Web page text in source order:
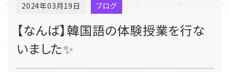
2024年03月19日 ブログ
【なんば】韓国語の体験授業を行な
いました✨